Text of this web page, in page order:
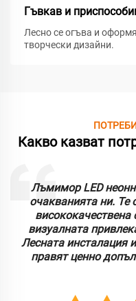
Гъвкав и
Лесно се огъва и
творчески дизайни.
Какво казват
Лъмимор LED
очакванията ни. Те
висококачествена
визуалната
Лесната инсталация
правят ценно